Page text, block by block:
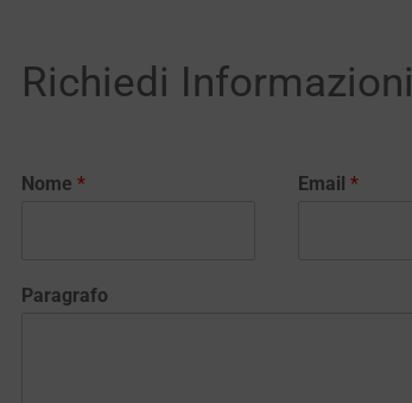
Richiedi Informazioni
Nome * Email*
Paragrafo